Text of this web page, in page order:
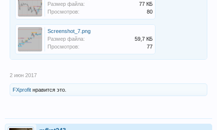
Размер файла:
77 КБ
Просмотров:
80
Screenshot_7.png
Размер файла:
59,7 КБ
Просмотров:
77
2 июн 2017
FXprofit нравится это.